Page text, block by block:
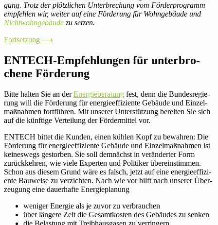
gung. Trotz der plötz­li­chen Unter­bre­chung vom För­der­pro­gramm
emp­fehlen wir, weiter auf eine För­de­rung für Wohn­ge­bäude und
Nicht­wohn­ge­bäude zu setzen.
Fort­set­zung ⟶
ENTECH-Emp­feh­lungen für unter­bro­
chene Förderung
Bitte halten Sie an derEnergie­beratung fest, denn die Bun­des­re­gie­
rung will die För­de­rung für ener­gie­ef­fi­zi­ente Gebäude und Ein­zel­
maß­nahmen fort­führen. Mit unserer Unter­stüt­zung bereiten Sie sich
auf die künf­tige Ver­tei­lung der För­der­mittel vor.
ENTECH bittet die Kunden, einen kühlen Kopf zu bewahren: Die
För­de­rung für ener­gie­ef­fi­zi­ente Gebäude und Ein­zel­maß­nahmen ist
kei­nes­wegs gestorben. Sie soll dem­nächst in ver­än­derter Form
zurück­kehren, wie viele Experten und Poli­tiker über­ein­stimmen.
Schon aus diesem Grund wäre es falsch, jetzt auf eine ener­gie­ef­fi­zi­
ente Bau­weise zu ver­zichten. Nach wie vor hilft nach unserer Über­
zeu­gung eine dau­er­hafte Energieplanung
weniger Energie als je zuvor zu verbrauchen
über längere Zeit die Gesamt­kosten des Gebäudes zu senken
die Belas­tung mit Treib­haus­gasen zu verringern